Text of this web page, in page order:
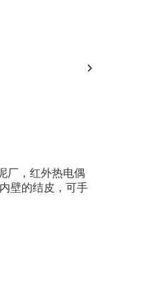
厂， 红外热电偶
壁的结皮，可手